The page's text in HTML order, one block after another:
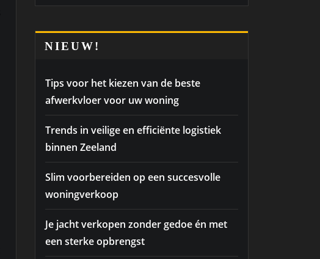
NIEUW!
Tips voor het kiezen van de beste
afwerkvloer voor uw woning
Trends in veilige en efficiënte logistiek
binnen Zeeland
Slim voorbereiden op een succesvolle
woningverkoop
Je jacht verkopen zonder gedoe én met
een sterke opbrengst